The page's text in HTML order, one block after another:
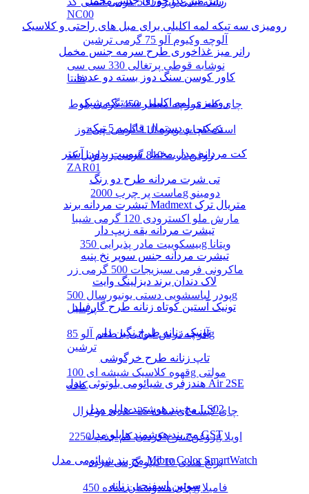
NC00
آلوچه وکیوم آلو 75 گرمی ترشین
نوشابه قوطی پرتغالی 330 سی سی
فانتا
چای کله مورچه معطر 450 گرمی بلوط
اسنک کچاپ ویژه 110 گرمی چی توز
روغن ذرت 810 گرمی زر اویل کد
ZAR01
ماست پر چرب 2000g دومینو
مارش ملو اکسترودی 120 گرمی شیبا
بیسکوییت مادر پذیرایی 350g ویتانا
ماکرونی فرمی سبزیجات 500 گرمی زر
پودر لباسشویی دستی یونیورسال 500g
پرسیل
آلوچه ترش لیوانی با طعم آلو 85g
ترشین
قهوه کلاسیک شیشه ای 100g مولتی
کافه
چای کیسه ای ساده 25 عددی دوغزال
روغن سرخ کردنی کم جذب 2250g اویلا
برنج هندی 10 کیلو گرمی مژده
چای هندوستان ساده 450g فامیلا
رومیزی سه تیکه لمه اکلیلی برای مبل های راحتی و کلاسیک
رانر میز غذاخوری طرح سرمه جنس مخمل
کاور کوسن سنگ دوز بسته دو عددی
رومیزی لمه اکلیلی سه تیکه شیک
دمکنی و دستمال قابلمه 5 تیکه
کت مردانه مدل مخمل سوییت بدون آستر
تی شرت مردانه طرح دو رنگ
تیشرت مردانه برند Madmext متریال ترک
تیشرت مردانه یقه زیپ دار
تیشرت مردانه جنس سوپر نخ پنبه
لاک دندان برند دیزلینگ وایت
تونیک آستین کوتاه زنانه طرح گارفیلد
تونیک زنانه طرح نگین دار
تاپ زنانه طرح خرگوشی
هندزفری شیائومی بلوتوثی مدل Air 2SE
مچ بند هوشمند هایلو مدل LS02
مچ بند هوشمند هایلو مدل GST
مچ بند شیائومی مدل Mibro Color SmartWatch
سوتین اسفنجی زنانه